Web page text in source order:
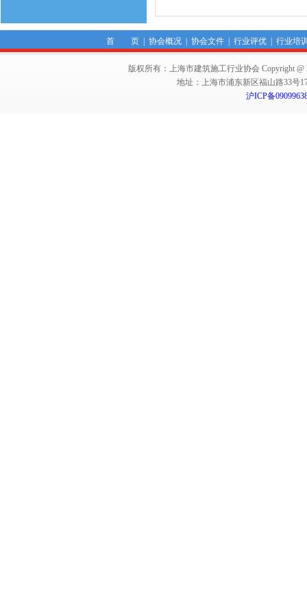
首 页| 协会概况| 协会文件| 行业评优| 行业培
版权所有：上海市建筑施工行业协会 Copyright @
地址：上海市浦东新区福山路33号
沪ICP备